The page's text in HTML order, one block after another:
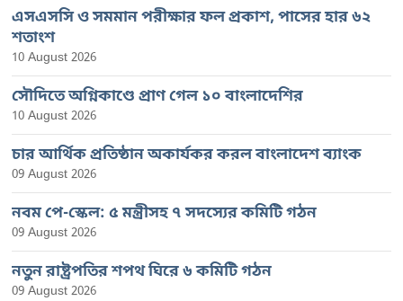
এসএসসি ও সমমান পরীক্ষার ফল প্রকাশ, পাসের হার ৬২
শতাংশ
10 August 2026
সৌদিতে অগ্নিকাণ্ডে প্রাণ গেল ১০ বাংলাদেশির
10 August 2026
চার আর্থিক প্রতিষ্ঠান অকার্যকর করল বাংলাদেশ ব্যাংক
09 August 2026
নবম পে-স্কেল: ৫ মন্ত্রীসহ ৭ সদস্যের কমিটি গঠন
09 August 2026
নতুন রাষ্ট্রপতির শপথ ঘিরে ৬ কমিটি গঠন
09 August 2026